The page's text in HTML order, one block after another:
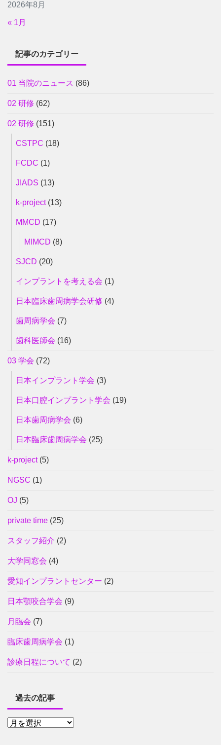
2026年8月
« 1月
記事のカテゴリー
01 当院のニュース (86)
02 研修 (62)
02 研修 (151)
CSTPC (18)
FCDC (1)
JIADS (13)
k-project(13)
MMCD (17)
MIMCD (8)
SJCD (20)
インプラントを考える会 (1)
日本臨床歯周病学会研修 (4)
歯周病学会 (7)
歯科医師会 (16)
03 学会 (72)
日本インプラント学会 (3)
日本口腔インプラント学会 (19)
日本歯周病学会 (6)
日本臨床歯周病学会 (25)
k-project(5)
NGSC (1)
OJ (5)
private time (25)
スタッフ紹介 (2)
大学同窓会 (4)
愛知インプラントセンター (2)
日本顎咬合学会 (9)
月臨会 (7)
臨床歯周病学会 (1)
診療日程について (2)
過去の記事